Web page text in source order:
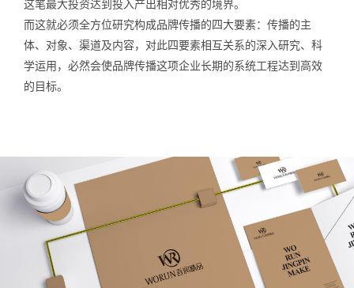
这笔最大投资达到投入产出相对优秀的境界。
而这就必须全方位研究构成品牌传播的四大要素：传播的主
体、对象、渠道及内容，对此四要素相互关系的深入研究、科
学运用，必然会使品牌传播这项企业长期的系统工程达到高效
的目标。